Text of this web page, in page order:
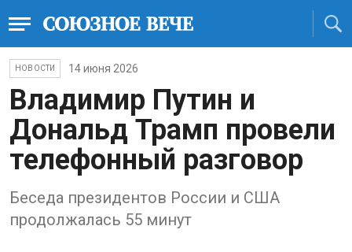
НОВОСТИ 14 июня 2026
Владимир Путин и
Дональд Трамп провели
телефонный разговор
Беседа президентов России и США
продолжалась 55 минут